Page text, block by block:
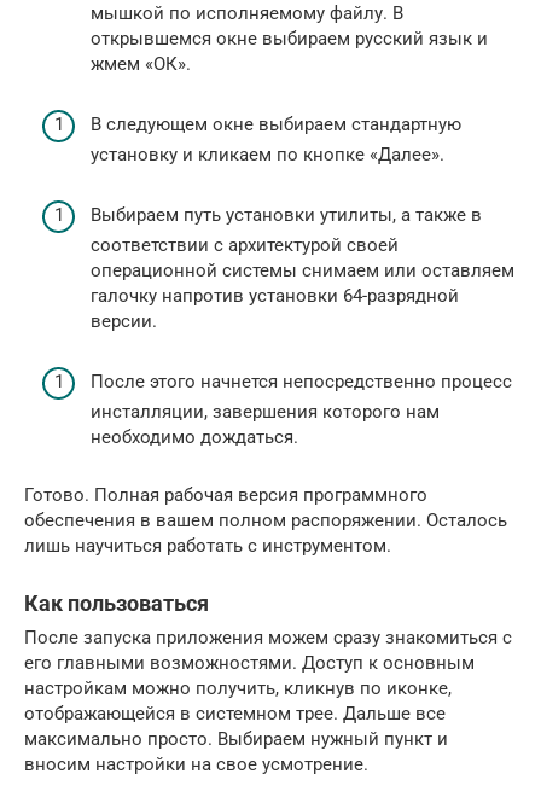
мышкой по исполняемому файлу. В
открывшемся окне выбираем русский язык и
жмем «ОК».
В следующем окне выбираем стандартную
установку и кликаем по кнопке «Далее».
Выбираем путь установки утилиты, а также в
соответствии с архитектурой своей
операционной системы снимаем или оставляем
галочку напротив установки 64-разрядной
версии.
После этого начнется непосредственно процесс
инсталляции, завершения которого нам
необходимо дождаться.
Готово. Полная рабочая версия программного
обеспечения в вашем полном распоряжении. Осталось
лишь научиться работать с инструментом.
Как пользоваться
После запуска приложения можем сразу знакомиться с
его главными возможностями. Доступ к основным
настройкам можно получить, кликнув по иконке,
отображающейся в системном трее. Дальше все
максимально просто. Выбираем нужный пункт и
вносим настройки на свое усмотрение.